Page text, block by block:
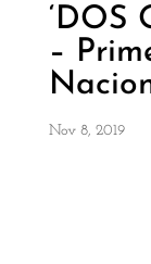
‘DOS
–
Nov 8, 2019